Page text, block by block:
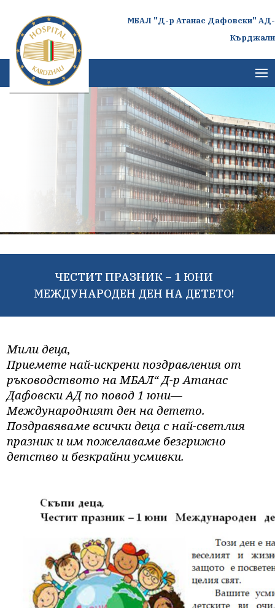
МБАЛ "Д-р Атанас Дафовски" АД-
Кърджали
ЧЕСТИТ ПРАЗНИК – 1 ЮНИ
МЕЖДУНАРОДЕН ДЕН НА ДЕТЕТО!
Мили деца,
Приемете най-искрени поздравления от
ръководството на МБАЛ“ Д-р Атанас
Дафовски АД по повод 1 юни—
Международният ден на детето.
Поздравяваме всички деца с най-светлия
празник и им пожелаваме безгрижно
детство и безкрайни усмивки.